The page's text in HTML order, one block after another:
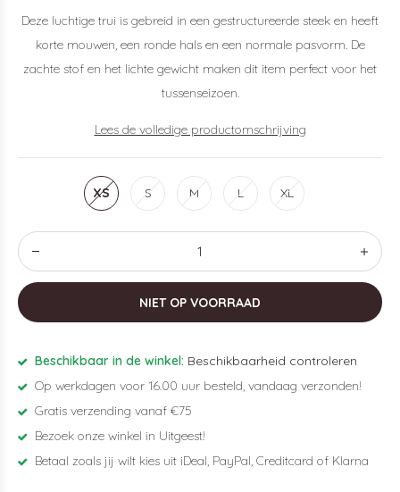
Deze luchtige trui is gebreid in een gestructureerde steek en heeft
korte mouwen, een ronde hals en een normale pasvorm. De
zachte stof en het lichte gewicht maken dit item perfect voor het
tussenseizoen.
Lees de volledige productomschrijving
XS S M L XL
NIET OP VOORRAAD
Beschikbaar in de winkel: Beschikbaarheid controleren
Op werkdagen voor 16.00 uur besteld, vandaag verzonden!
Gratis verzending vanaf €75
Bezoek onze winkel in Uitgeest!
Betaal zoals jij wilt kies uit iDeal, PayPal, Creditcard of Klarna